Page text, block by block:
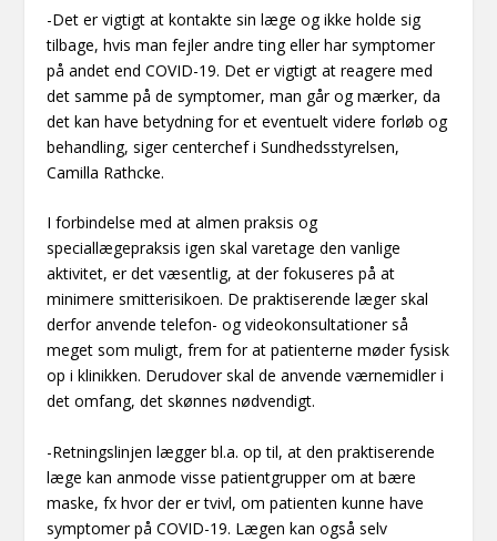
-Det er vigtigt at kontakte sin læge og ikke holde sig
tilbage, hvis man fejler andre ting eller har symptomer
på andet end COVID-19. Det er vigtigt at reagere med
det samme på de symptomer, man går og mærker, da
det kan have betydning for et eventuelt videre forløb og
behandling, siger centerchef i Sundhedsstyrelsen,
Camilla Rathcke.
I forbindelse med at almen praksis og
speciallægepraksis igen skal varetage den vanlige
aktivitet, er det væsentlig, at der fokuseres på at
minimere smitterisikoen. De praktiserende læger skal
derfor anvende telefon- og videokonsultationer så
meget som muligt, frem for at patienterne møder fysisk
op i klinikken. Derudover skal de anvende værnemidler i
det omfang, det skønnes nødvendigt.
-Retningslinjen lægger bl.a. op til, at den praktiserende
læge kan anmode visse patientgrupper om at bære
maske, fx hvor der er tvivl, om patienten kunne have
symptomer på COVID-19. Lægen kan også selv